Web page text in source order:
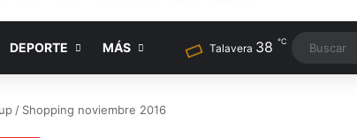
DEPORTE MÁS Talavera 38 ℃
/ Shopping noviembre 2016